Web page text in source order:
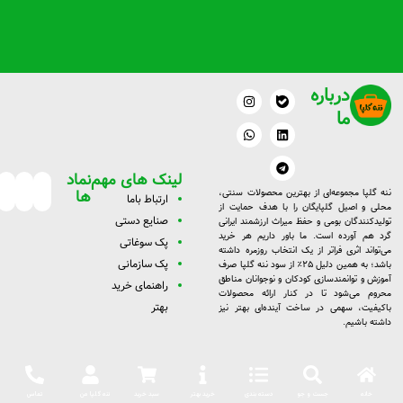
درباره
ما
I
n
t
a
m
L
i
k
e
d
i
W
h
t
s
T
e
e
g
r
a
ننه گلپا مجموعه‌ای از بهترین محصولات سنتی،
محلی و اصیل گلپایگان را با هدف حمایت از
تولیدکنندگان بومی و حفظ میراث ارزشمند ایرانی
گرد هم آورده است. ما باور داریم هر خرید
می‌تواند اثری فراتر از یک انتخاب روزمره داشته
باشد؛ به همین دلیل ۲۵٪ از سود ننه گلپا صرف
آموزش و توانمندسازی کودکان و نوجوانان مناطق
محروم می‌شود تا در کنار ارائه محصولات
باکیفیت، سهمی در ساخت آینده‌ای بهتر نیز
داشته باشیم.
نماد
ها
لینک های مهم
ارتباط باما
صنایع دستی
پک سوغاتی
پک سازمانی
راهنمای خرید
بهتر